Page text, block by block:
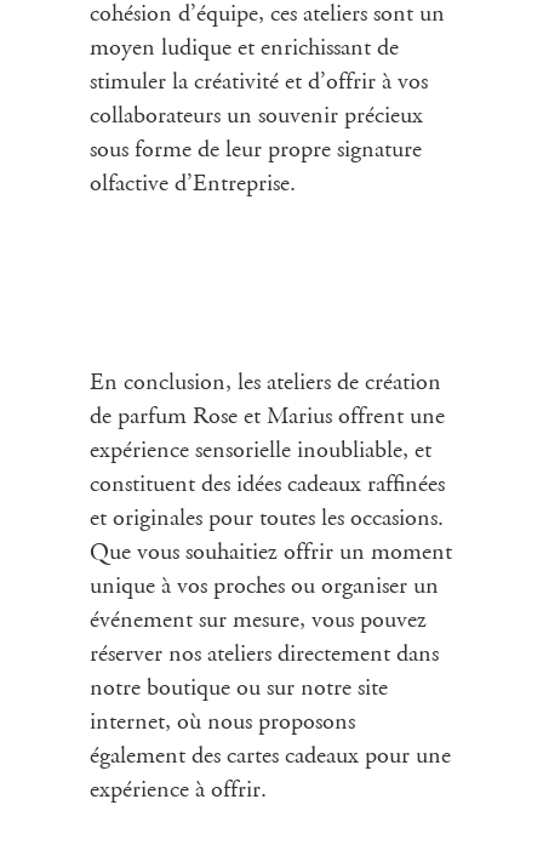
cohésion d’équipe, ces ateliers sont un
moyen ludique et enrichissant de
stimuler la créativité et d’offrir à vos
collaborateurs un souvenir précieux
sous forme de leur propre signature
olfactive d’Entreprise.
En conclusion, les ateliers de création
de parfum Rose et Marius offrent une
expérience sensorielle inoubliable, et
constituent des idées cadeaux raffinées
et originales pour toutes les occasions.
Que vous souhaitiez offrir un moment
unique à vos proches ou organiser un
événement sur mesure, vous pouvez
réserver nos ateliers directement dans
notre boutique ou sur notre site
internet, où nous proposons
également des cartes cadeaux pour une
expérience à offrir.